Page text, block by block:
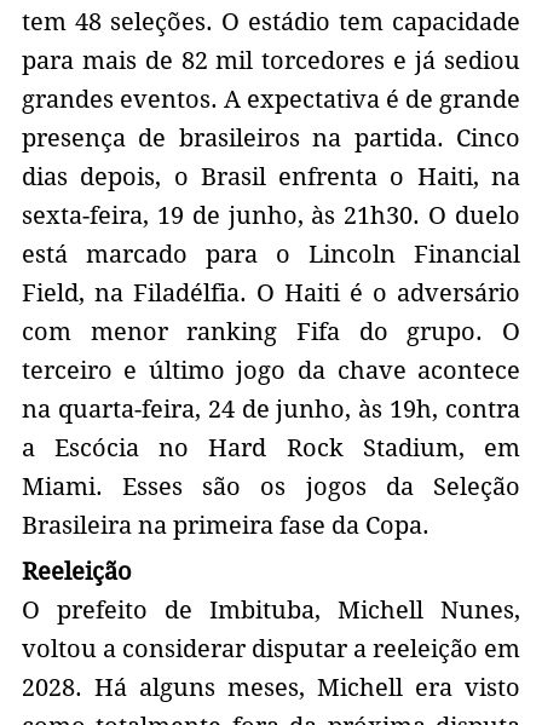
tem 48 seleções. O estádio tem capacidade
para mais de 82 mil torcedores e já sediou
grandes eventos. A expectativa é de grande
presença de brasileiros na partida. Cinco
dias depois, o Brasil enfrenta o Haiti, na
sexta-feira, 19 de junho, às 21h30. O duelo
está marcado para o Lincoln Financial
Field, na Filadélfia. O Haiti é o adversário
com menor ranking Fifa do grupo. O
terceiro e último jogo da chave acontece
na quarta-feira, 24 de junho, às 19h, contra
a Escócia no Hard Rock Stadium, em
Miami. Esses são os jogos da Seleção
Brasileira na primeira fase da Copa.
Reeleição
O prefeito de Imbituba, Michell Nunes,
voltou a considerar disputar a reeleição em
2028. Há alguns meses, Michell era visto